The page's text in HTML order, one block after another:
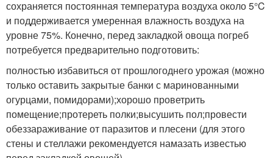
сохраняется постоянная температура воздуха около 5°C
и поддерживается умеренная влажность воздуха на
уровне 75%. Конечно, перед закладкой овоща погреб
потребуется предварительно подготовить:
полностью избавиться от прошлогоднего урожая (можно
только оставить закрытые банки с маринованными
огурцами, помидорами);хорошо проветрить
помещение;протереть полки;высушить пол;провести
обеззараживание от паразитов и плесени (для этого
стены и стеллажи рекомендуется намазать известью